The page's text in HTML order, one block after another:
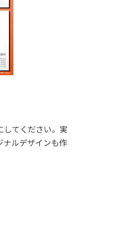
してください。実
ナルデザインも作